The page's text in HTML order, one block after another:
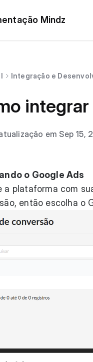
Mindz
Integração e
em Sep 15,
o Google Ads
a plataforma com
então escolha o